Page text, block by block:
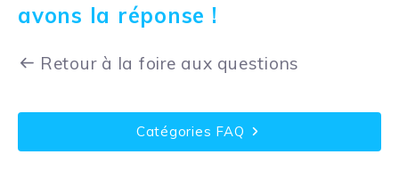
avons la réponse !
Retour à la foire aux questions
Catégories FAQ